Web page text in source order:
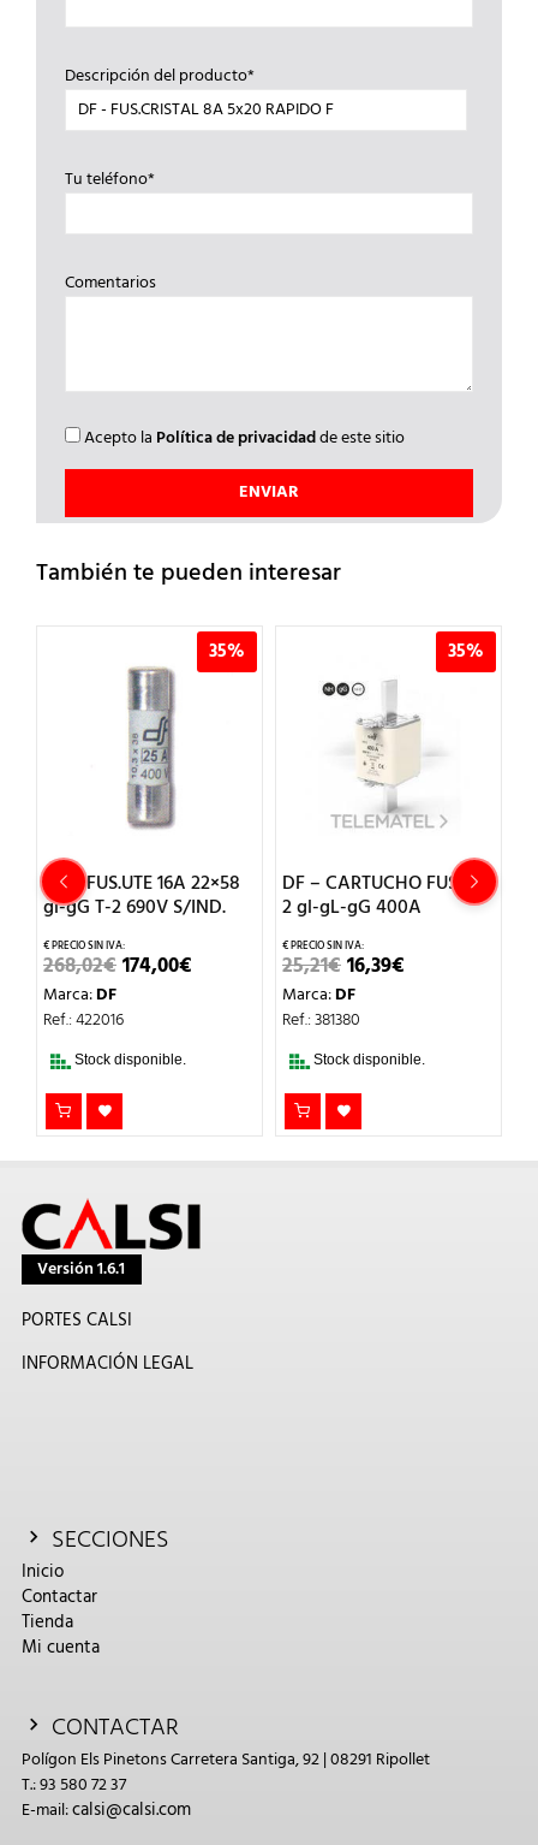
Descripción del producto*
Tu teléfono*
Comentarios
Acepto la Política de privacidadde este sitio
También te pueden interesar
35%
DF – FUS.UTE 16A 22×58
gl-gG T-2 690V S/IND.
268,02€EL
PRECIO
ERA:
174,00€
Marca:DF
Ref.: 422016
Stock disponible.
35%
DF – CARTUCHO FUS.NH-
2 gl-gL-gG 400A
25,21€EL
PRECIO
ORIGINAL
ERA:
16,39€
Marca:DF
Ref.: 381380
Stock disponible.
Versión 1.6.1
PORTES CALSI
INFORMACIÓN LEGAL
SECCIONES
Inicio
Contactar
Tienda
Mi cuenta
CONTACTAR
Polígon Els Pinetons Carretera Santiga, 92 | 08291 Ripollet
T.: 93 580 72 37
E-mail:calsi@calsi.com